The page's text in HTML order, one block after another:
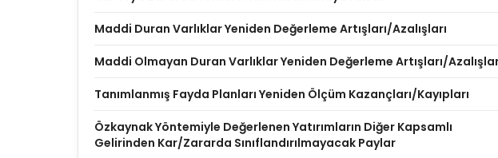
Maddi Duran Varlıklar Yeniden Değerleme Artışları/Azalışları
Maddi Olmayan Duran Varlıklar Yeniden Değerleme Artışları/
Tanımlanmış Fayda Planları Yeniden Ölçüm Kazançları/Kayıpları
Özkaynak Yöntemiyle Değerlenen Yatırımların Diğer Kapsamlı
Gelirinden Kar/Zararda Sınıflandırılmayacak Paylar